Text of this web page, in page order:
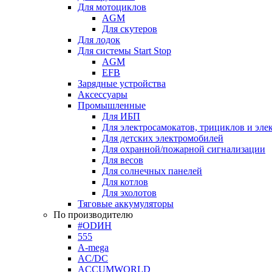
Для мотоциклов
AGM
Для скутеров
Для лодок
Для системы Start Stop
AGM
EFB
Зарядные устройства
Аксессуары
Промышленные
Для ИБП
Для электросамокатов, трициклов и
Для детских электромобилей
Для охранной/пожарной сигнализации
Для весов
Для солнечных панелей
Для котлов
Для эхолотов
Тяговые аккумуляторы
По производителю
#ODИН
555
A-mega
AC/DC
ACCUMWORLD